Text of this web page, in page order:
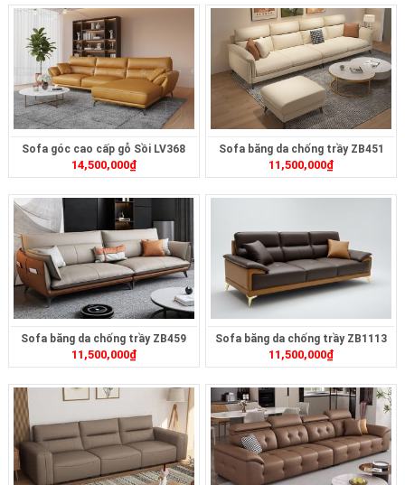
Sofa góc cao cấp gỗ Sồi LV368
14,500,000₫
Sofa băng da chống trầy ZB451
11,500,000₫
Sofa băng da chống trầy ZB459
11,500,000₫
Sofa băng da chống trầy ZB1113
11,500,000₫